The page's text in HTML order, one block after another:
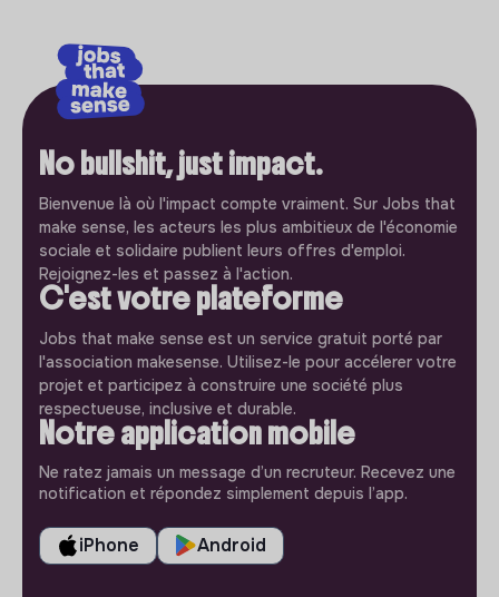
No bullshit, just impact.
Bienvenue là où l'impact compte vraiment. Sur Jobs that
make sense, les acteurs les plus ambitieux de l'économie
sociale et solidaire publient leurs offres d'emploi.
Rejoignez-les et passez à l'action.
C'est votre plateforme
Jobs that make sense est un service gratuit porté par
l'association makesense. Utilisez-le pour accélerer votre
projet et participez à construire une société plus
respectueuse, inclusive et durable.
Notre application mobile
Ne ratez jamais un message d’un recruteur. Recevez une
notification et répondez simplement depuis l’app.
iPhone Android